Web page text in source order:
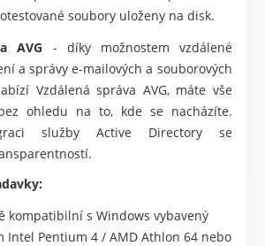
soubory uloženy na disk.
AVG - díky možnostem vzdálené
a správy e-mailových a souborových
Vzdálená správa AVG, máte vše
ohledu na to, kde se nacházíte.
služby Active Directory se
kompatibilní s Windows vybavený
Intel Pentium 4 / AMD Athlon 64 nebo